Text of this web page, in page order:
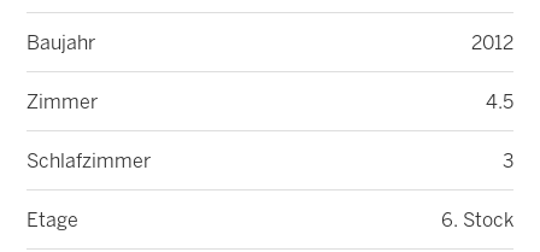
Baujahr 2012
Zimmer 4.5
Schlafzimmer 3
Etage 6. Stock